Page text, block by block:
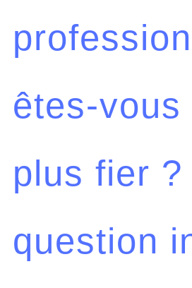
êtes-vous
plus fier
question